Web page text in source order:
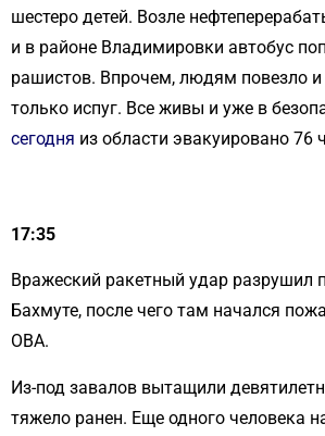
шестеро детей. Возле
и в районе Владимировки автобус
рашистов. Впрочем, людям повезло и
только испуг. Все живы и уже в
сегодня из области эвакуировано 76
17:35
Вражеский ракетный удар разрушил
Бахмуте, после чего там начался
ОВА.
Из-под завалов вытащили
тяжело ранен. Еще одного человека